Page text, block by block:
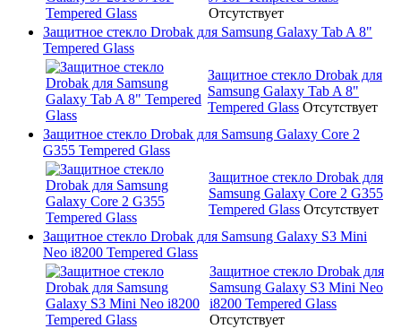
Отсутствует
Защитное стекло Drobak для Samsung Galaxy Tab A 8"
Tempered Glass
Защитное стекло Drobak для
Samsung Galaxy Tab A 8"
Tempered Glass Отсутствует
Защитное стекло Drobak для Samsung Galaxy Core 2
G355 Tempered Glass
Защитное стекло Drobak для
Samsung Galaxy Core 2 G355
Tempered Glass Отсутствует
Защитное стекло Drobak для Samsung Galaxy S3 Mini
Neo i8200 Tempered Glass
Защитное стекло Drobak для
Samsung Galaxy S3 Mini Neo
i8200 Tempered Glass
Отсутствует